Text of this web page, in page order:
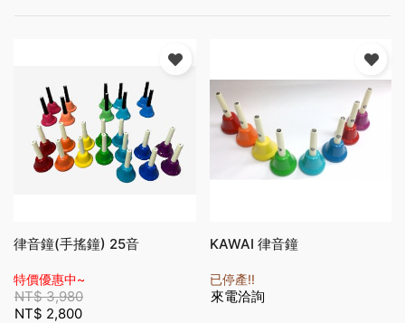
律音鐘(手搖鐘) 25音
特價優惠中~
NT$3,980
NT$ 2,800
KAWAI 律音鐘
已停產!!
來電洽詢